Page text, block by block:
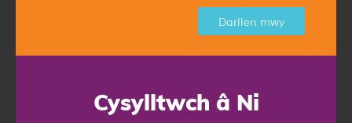
Darllen mwy
Cysylltwch â Ni